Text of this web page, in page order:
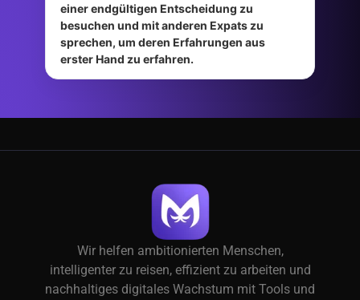
einer endgültigen Entscheidung zu
besuchen und mit anderen Expats zu
sprechen, um deren Erfahrungen aus
erster Hand zu erfahren.
Wir helfen ambitionierten Menschen,
intelligenter zu reisen, effizient zu arbeiten und
nachhaltiges digitales Wachstum mit Tools und